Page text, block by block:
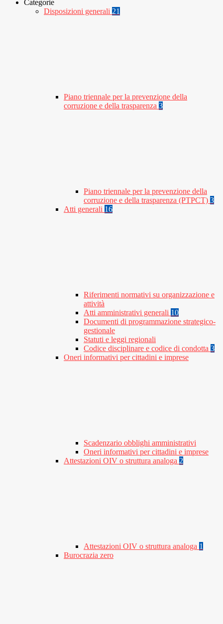
Categorie
Disposizioni generali 21
Piano triennale per la prevenzione della
corruzione e della trasparenza 3
Piano triennale per la prevenzione della
corruzione e della trasparenza (PTPCT) 3
Atti generali 16
Riferimenti normativi su organizzazione e
attività
Atti amministrativi generali 10
Documenti di programmazione strategico-
gestionale
Statuti e leggi regionali
Codice disciplinare e codice di condotta 3
Oneri informativi per cittadini e imprese
Scadenzario obblighi amministrativi
Oneri informativi per cittadini e imprese
Attestazioni OIV o struttura analoga 2
Attestazioni OIV o struttura analoga 1
Burocrazia zero